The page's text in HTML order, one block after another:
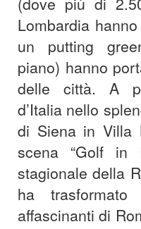
Lombardia
un putting
piano) hanno
delle città. A
d’Italia nello
di Siena in Villa
scena “Golf in
stagionale della
ha
affascinanti di